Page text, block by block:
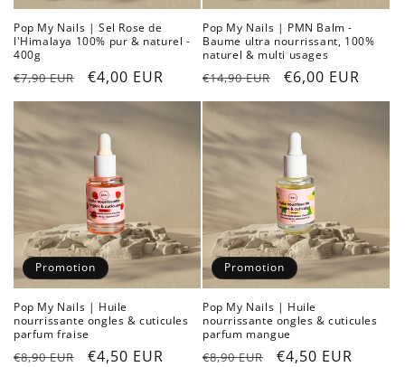
Pop My Nails | Sel Rose de
l'Himalaya 100% pur & naturel -
400g
Prix
habituel
€7,90 EUR
Prix
promotionnel
€4,00 EUR
Pop My Nails | PMN Balm -
Baume ultra nourrissant, 100%
naturel & multi usages
Prix
habituel
€14,90 EUR
Prix
promotionnel
€6,00 EUR
Promotion
Pop My Nails | Huile
nourrissante ongles & cuticules
parfum fraise
Prix
€8,90 EUR
Prix
€4,50 EUR
Promotion
Pop My Nails | Huile
nourrissante ongles & cuticules
parfum mangue
Prix
€8,90 EUR
Prix
€4,50 EUR